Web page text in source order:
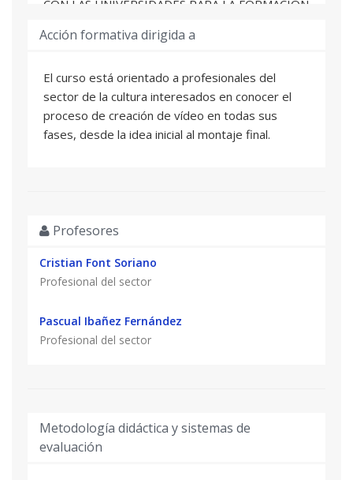
CON LAS UNIVERSIDADES PARA LA FORMACIÓN
propuesta de anteproyecto de presupuestos de
Acción formativa dirigida a
El curso está orientado a profesionales del
sector de la cultura interesados en conocer el
proceso de creación de vídeo en todas sus
fases, desde la idea inicial al montaje final.
Profesores
Cristian Font Soriano
Profesional del sector
Pascual Ibañez Fernández
Profesional del sector
Metodología didáctica y sistemas de
evaluación